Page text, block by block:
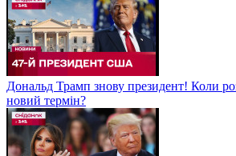
Дональд Трамп знову президент! Коли
новий термін?